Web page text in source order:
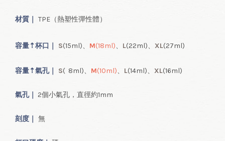
材質｜ TPE（熱塑性彈性體）
容量⇡杯口｜ S(15ml)、 M(18ml)、 L(22ml)、 XL(27ml)
容量⇡氣孔｜ S( 8ml)、 M(10ml)、 L(14ml)、 XL(16ml)
氣孔｜ 2個小氣孔，直徑約1mm
刻度｜ 無